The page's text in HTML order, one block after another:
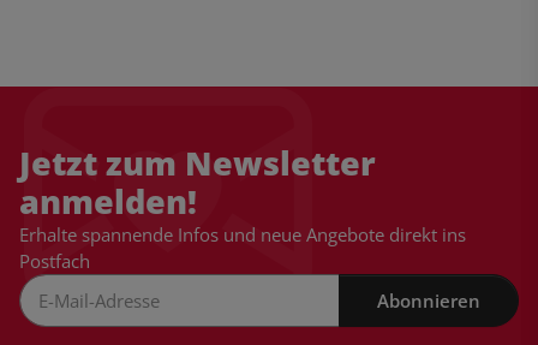
Jetzt zum Newsletter
anmelden!
Erhalte spannende Infos und neue Angebote direkt ins
Postfach
Abonnieren